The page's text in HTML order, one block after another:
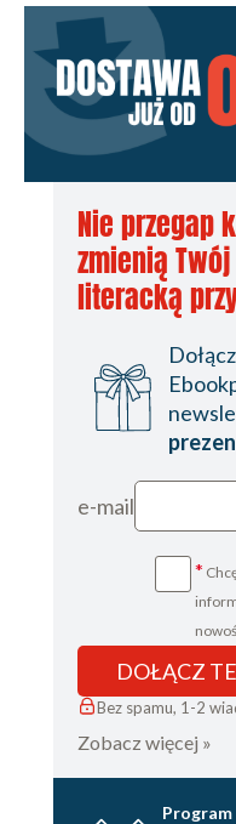
Nie przegap
zmienią
literacką
e-mail
*
DOŁĄCZ
Bez spamu, 1-2
Zobacz więcej »